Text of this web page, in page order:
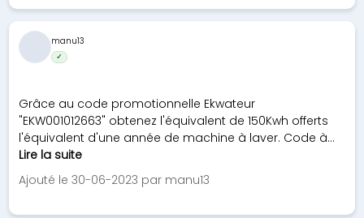
Grâce au code promotionnelle Ekwateur
"EKW001012663" obtenez l'équivalent de 150Kwh offerts
l'équivalent d'une année de machine à laver. Code à...
Lire la suite
Ajouté le 30-06-2023 par manu13
manu13
✓